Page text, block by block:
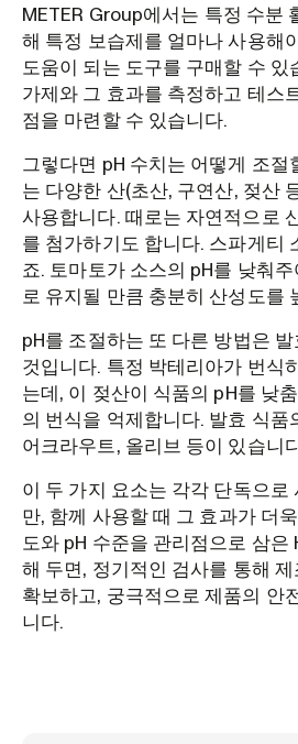
METER Group에서는 특정 수분
해 특정 보습제를 얼마나 사용해
도움이 되는 도구를 구매할 수 있
가제와 그 효과를 측정하고 테스
점을 마련할 수 있습니다.
그렇다면 pH 수치는 어떻게 조절
는 다양한 산(초산, 구연산, 젖산
사용합니다. 때로는 자연적으로
를 첨가하기도 합니다. 스파게티
죠. 토마토가 소스의 pH를 낮춰
로 유지될 만큼 충분히 산성도를
pH를 조절하는 또 다른 방법은
것입니다. 특정 박테리아가 번식
는데, 이 젖산이 식품의 pH를 낮
의 번식을 억제합니다. 발효 식품
어크라우트, 올리브 등이 있습니
이 두 가지 요소는 각각 단독으로
만, 함께 사용할 때 그 효과가 더
도와 pH 수준을 관리점으로 삼은
해 두면, 정기적인 검사를 통해
확보하고, 궁극적으로 제품의 안
니다.